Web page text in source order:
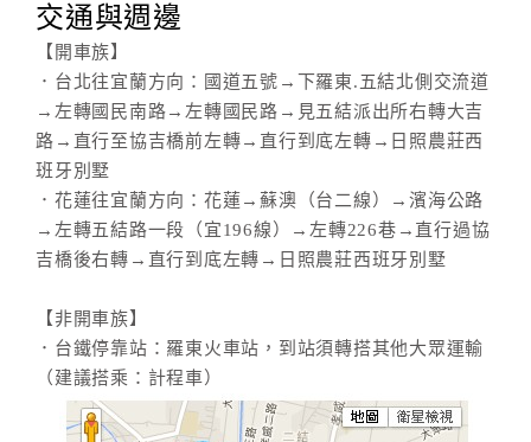
交通與週邊
【開車族】
．台北往宜蘭方向：國道五號→下羅東.五結北側交流道
→左轉國民南路→左轉國民路→見五結派出所右轉大吉
路→直行至協吉橋前左轉→直行到底左轉→日照農莊西
班牙別墅
．花蓮往宜蘭方向：花蓮→蘇澳（台二線）→濱海公路
→左轉五結路一段（宜196線）→左轉226巷→直行過協
吉橋後右轉→直行到底左轉→日照農莊西班牙別墅
【非開車族】
．台鐵停靠站：羅東火車站，到站須轉搭其他大眾運輸
（建議搭乘：計程車）